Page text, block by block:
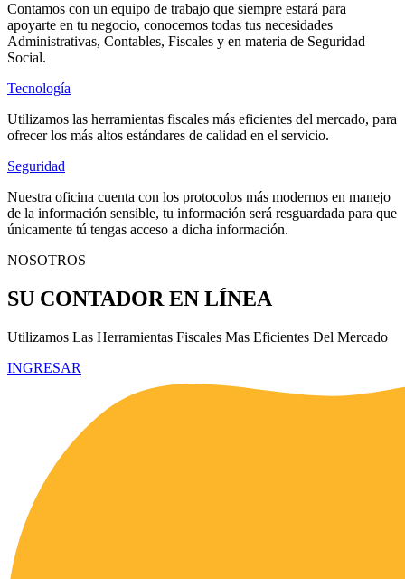
Contamos con un equipo de trabajo que siempre estará para
apoyarte en tu negocio, conocemos todas tus necesidades
Administrativas, Contables, Fiscales y en materia de Seguridad
Social.
Tecnología
Utilizamos las herramientas fiscales más eficientes del mercado, para
ofrecer los más altos estándares de calidad en el servicio.
Seguridad
Nuestra oficina cuenta con los protocolos más modernos en manejo
de la información sensible, tu información será resguardada para que
únicamente tú tengas acceso a dicha información.
NOSOTROS
SU CONTADOR EN LÍNEA
Utilizamos Las Herramientas Fiscales Mas Eficientes Del Mercado
INGRESAR